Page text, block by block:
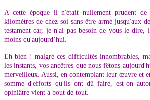
A cette époque il n'était nullement prudent
kilomètres de chez soi sans être armé jusqu'aux
testament car, je n'ai pas besoin de vous le dire,
moins qu'aujourd’hui.
Eh bien ! malgré ces difficultés innombrables,
les instants, vos ancêtres que nous fêtons
merveilleux. Aussi, en contemplant leur œuvre et
somme d'efforts qu'ils ont dû faire, est-on
opiniâtre vient à bout de tout.